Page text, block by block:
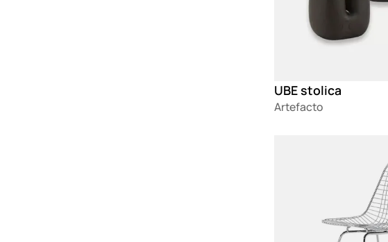
UBE stolica
Artefacto